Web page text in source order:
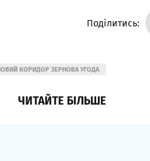
Поділитись:
КОРИДОР ЗЕРНОВА УГОДА
ЧИТАЙТЕ БІЛЬШЕ